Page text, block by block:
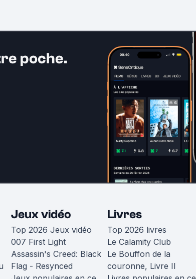
poche.
Jeux vidéo
Top 2026 Jeux vidéo
007 First Light
Assassin's Creed: Black
Flag - Resynced
Livres
Top 2026 livres
Le Calamity Club
Le Bouffon de la
couronne, Livre II